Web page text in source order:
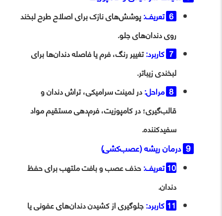
تعریف:پوشش‌های نازک برای اصلاح طرح لبخند
روی دندان‌های جلو.
کاربرد:تغییر رنگ، فرم یا فاصله دندان‌ها برای
لبخندی زیباتر.
مراحل:در لمینت سرامیکی، تراش دندان و
قالب‌گیری؛ در کامپوزیت، فرم‌دهی مستقیم مواد
سفیدکننده.
درمان ریشه (عصب‌کشی)
تعریف:حذف عصب و بافت ملتهب برای حفظ
دندان.
کاربرد:جلوگیری از کشیدن دندان‌های عفونی یا